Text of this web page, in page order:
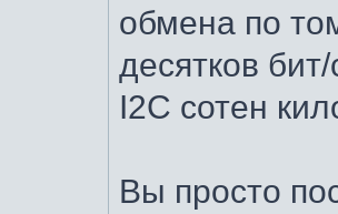
обмена по
десятков
I2C сотен
Вы просто